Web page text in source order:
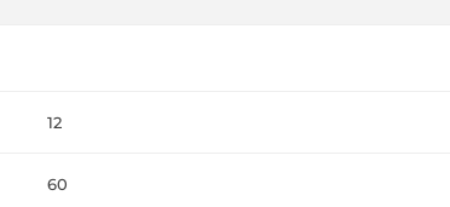
12
60